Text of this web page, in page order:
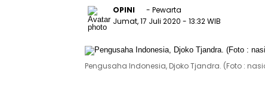
OPINI
- Pewarta
Jumat, 17 Juli 2020 - 13:32 WIB
Pengusaha Indonesia, Djoko Tjandra. (Foto :